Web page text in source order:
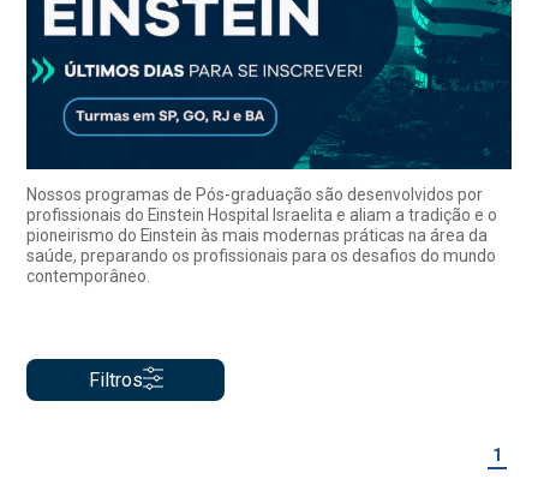
Nossos programas de Pós-graduação são desenvolvidos por
profissionais do Einstein Hospital Israelita e aliam a tradição e o
pioneirismo do Einstein às mais modernas práticas na área da
saúde, preparando os profissionais para os desafios do mundo
contemporâneo.
Filtros
1